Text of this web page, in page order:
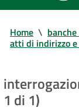
Home \
atti di indirizzo
1 di 1)